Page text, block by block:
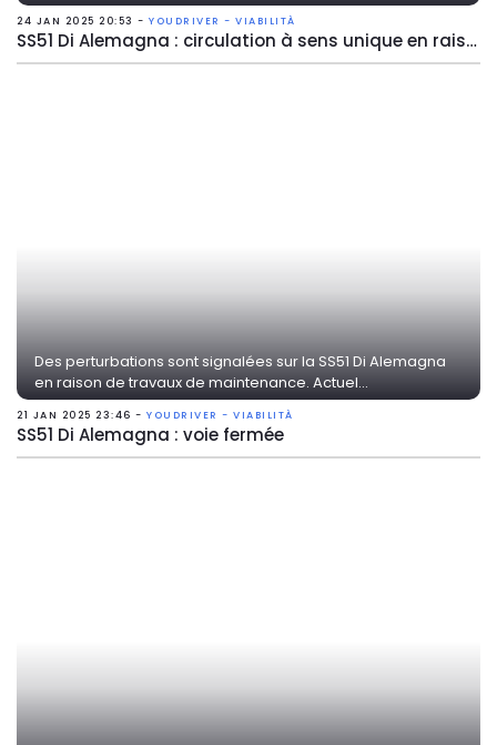
24 JAN 2025 20:53 - YOUDRIVER - VIABILITÀ
SS51 Di Alemagna : circulation à sens unique en raison de travaux
Des perturbations sont signalées sur la SS51 Di Alemagna
en raison de travaux de maintenance. Actuel...
21 JAN 2025 23:46 - YOUDRIVER - VIABILITÀ
SS51 Di Alemagna : voie fermée